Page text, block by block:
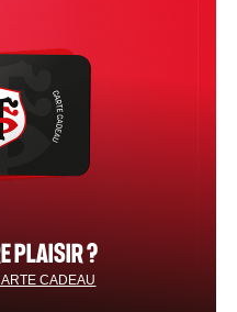
PLAISIR ?
CADEAU